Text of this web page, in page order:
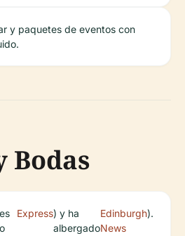
y paquetes de eventos con
Bodas
Express) y ha
albergado
Edinburgh
News
).